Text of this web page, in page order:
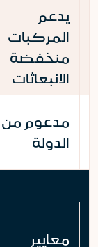
يدعم
المركبات
منخفضة
الانبعاثات
مدعوم من
الدولة
معايير